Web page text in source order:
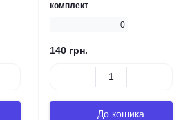
комплект
0
140 грн.
До кошика